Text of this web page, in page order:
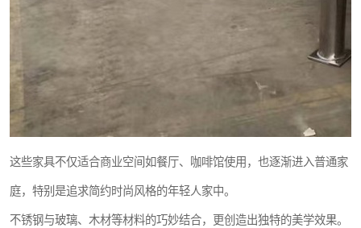
这些家具不仅适合商业空间如餐厅、咖啡馆使用，也逐渐进入普通家
庭，特别是追求简约时尚风格的年轻人家中。
不锈钢与玻璃、木材等材料的巧妙结合，更创造出独特的美学效果。